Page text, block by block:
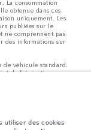
La consommation
obtenue dans ces
uniquement. Les
publiées sur le
ne comprennent pas
des informations sur
de véhicule standard.
de fabrication
La pénurie
spécifications de
utiliser des cookies